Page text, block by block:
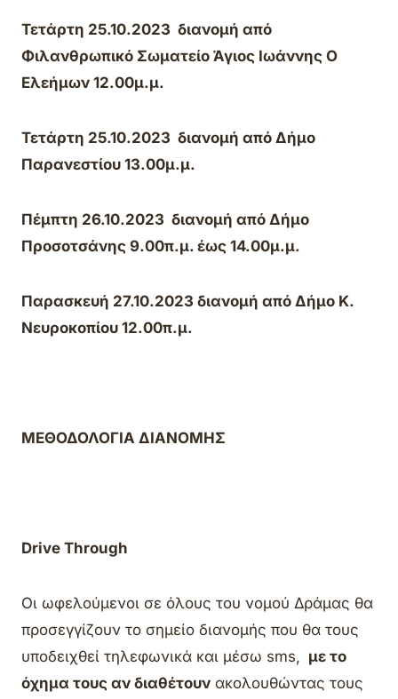
Τετάρτη 25.10.2023 διανομή από
Φιλανθρωπικό Σωματείο Άγιος Ιωάννης Ο
Ελεήμων 12.00μ.μ.
Τετάρτη 25.10.2023 διανομή από Δήμο
Παρανεστίου 13.00μ.μ.
Πέμπτη 26.10.2023 διανομή από Δήμο
Προσοτσάνης 9.00π.μ. έως 14.00μ.μ.
Παρασκευή 27.10.2023 διανομή από Δήμο Κ.
Νευροκοπίου 12.00π.μ.
ΜΕΘΟΔΟΛΟΓΙΑ ΔΙΑΝΟΜΗΣ
Drive Through
Οι ωφελούμενοι σε όλους του νομού Δράμας θα
προσεγγίζουν το σημείο διανομής που θα τους
υποδειχθεί τηλεφωνικά και μέσω sms, με το
όχημα τους αν διαθέτουν ακολουθώντας τους